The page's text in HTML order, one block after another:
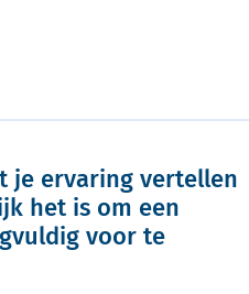
je ervaring vertellen
het is om een
voor te